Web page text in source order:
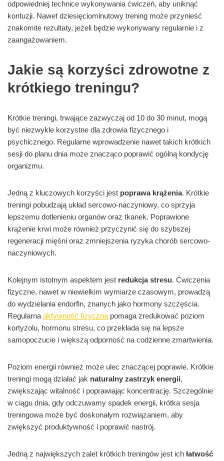
odpowiedniej technice wykonywania ćwiczeń, aby uniknąć
kontuzji. Nawet dziesięciominutowy trening może przynieść
znakomite rezultaty, jeżeli będzie wykonywany regularnie i z
zaangażowaniem.
Jakie są korzyści zdrowotne z
krótkiego treningu?
Krótkie treningi, trwające zazwyczaj od 10 do 30 minut, mogą
być niezwykle korzystne dla zdrowia fizycznego i
psychicznego. Regularne wprowadzenie nawet takich krótkich
sesji do planu dnia może znacząco poprawić ogólną kondycję
organizmu.
Jedną z kluczowych korzyści jest poprawa krążenia. Krótkie
treningi pobudzają układ sercowo-naczyniowy, co sprzyja
lepszemu dotlenieniu organów oraz tkanek. Poprawione
krążenie krwi może również przyczynić się do szybszej
regeneracji mięśni oraz zmniejszenia ryzyka chorób sercowo-
naczyniowych.
Kolejnym istotnym aspektem jest redukcja stresu. Ćwiczenia
fizyczne, nawet w niewielkim wymiarze czasowym, prowadzą
do wydzielania endorfin, znanych jako hormony szczęścia.
Regularna aktywność fizyczna pomaga zredukować poziom
kortyzolu, hormonu stresu, co przekłada się na lepsze
samopoczucie i większą odporność na codzienne zmartwienia.
Poziom energii również może ulec znaczącej poprawie. Krótkie
treningi mogą działać jak naturalny zastrzyk energii,
zwiększając witalność i poprawiając koncentrację. Szczególnie
w ciągu dnia, gdy odczuwamy spadek energii, krótka sesja
treningowa może być doskonałym rozwiązaniem, aby
zwiększyć produktywność i poprawić nastrój.
Jedną z największych zalet krótkich treningów jest ich łatwość